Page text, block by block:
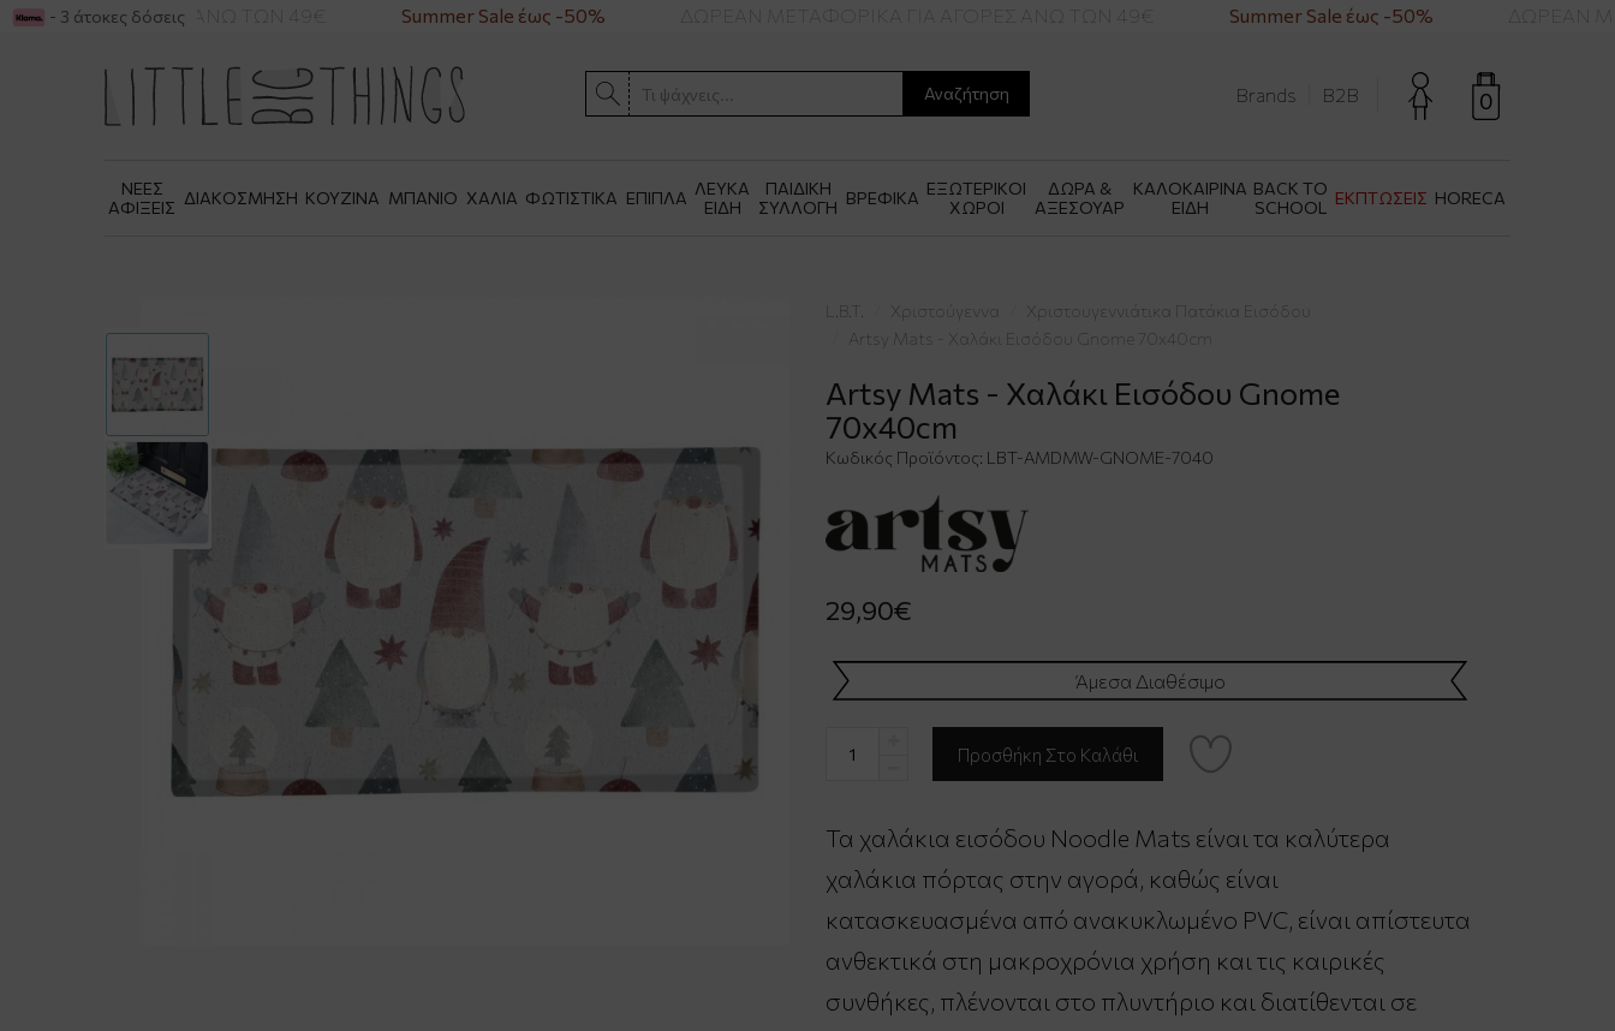
ΓΙΑ ΑΓΟΡΕΣ ΑΝΩ ΤΩΝ 49€ Summer Sale έως -50% ΔΩΡΕΑΝ ΜΕΤΑΦΟΡΙΚΑ ΓΙΑ ΑΓΟΡΕΣ ΑΝΩ ΤΩΝ 49€ Summer Sale έως -50% ΔΩΡΕΑΝ
- 3 άτοκες δόσεις
Αναζήτηση 0
Brands B2B
ΝΕΕΣ
ΑΦΙΞΕΙΣ ΔΙΑΚΟΣΜΗΣΗ ΚΟΥΖΙΝΑ ΜΠΑΝΙΟ ΧΑΛΙΑ ΦΩΤΙΣΤΙΚΑ ΕΠΙΠΛΑ ΛΕΥΚΑ
ΕΙΔΗ
ΠΑΙΔΙΚΗ
ΣΥΛΛΟΓΗ ΒΡΕΦΙΚΑ ΕΞΩΤΕΡΙΚΟΙ
ΧΩΡΟΙ
ΔΩΡΑ &
ΑΞΕΣΟΥΑΡ
ΚΑΛΟΚΑΙΡΙΝΑ
ΕΙΔΗ
BACK TO
SCHOOL
ΕΚΠΤΩΣΕΙΣ HORECA
L.B.T. Χριστούγεννα
Χριστουγεννιάτικα Πατάκια Εισόδου
Artsy Mats - Χαλάκι Εισόδου Gnome 70x40cm
Artsy Mats - Χαλάκι Εισόδου Gnome
70x40cm
Κωδικός Προϊόντος: LBT-AMDMW-GNOME-7040
29,90€
Άμεσα Διαθέσιμο
Τα χαλάκια εισόδου Noodle Mats είναι τα καλύτερα
χαλάκια πόρτας στην αγορά, καθώς είναι
κατασκευασμένα από ανακυκλωμένο PVC, είναι απίστευτα
ανθεκτικά στη μακροχρόνια χρήση και τις καιρικές
συνθήκες, πλένονται στο πλυντήριο και διατίθενται σε